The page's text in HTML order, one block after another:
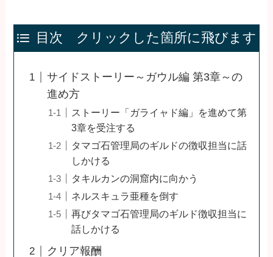
目次 クリックした箇所に飛びます
サイドストーリー～ガウル編 第3章～の
進め方
ストーリー「ガライャド編」を進めて第
3章を受注する
タマゴ石管理局のギルドの徴収担当に話
しかける
タキルカンの洞窟内に向かう
ネルスキュラ亜種を倒す
再びタマゴ石管理局のギルド徴収担当に
話しかける
クリア報酬